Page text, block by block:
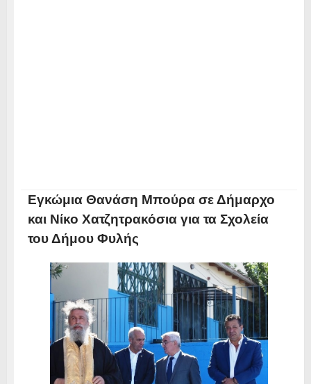
Εγκώμια Θανάση Μπούρα σε Δήμαρχο
και Νίκο Χατζητρακόσια για τα Σχολεία
του Δήμου Φυλής